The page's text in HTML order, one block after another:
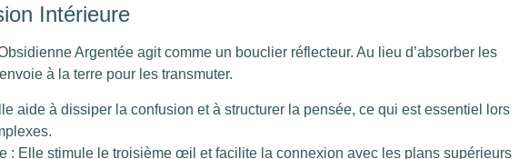
Intérieure
Argentée agit comme un bouclier réflecteur. Au lieu d’absorber les
à la terre pour les transmuter.
aide à dissiper la confusion et à structurer la pensée, ce qui est essentiel lors
: Elle stimule le troisième œil et facilite la connexion avec les plans supérieurs